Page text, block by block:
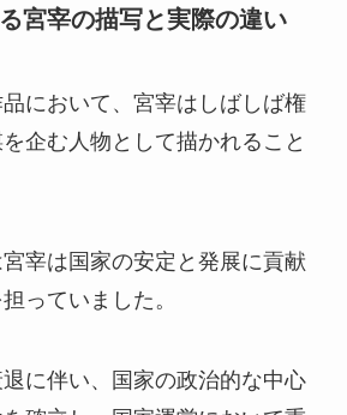
宮宰の描写と実際の違い
において、宮宰はしばしば権
企む人物として描かれること
宰は国家の安定と発展に貢献
っていました。
に伴い、国家の政治的な中心